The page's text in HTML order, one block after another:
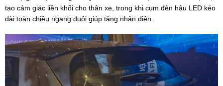
tạo cảm giác liền khối cho thân xe, trong khi cụm đèn hậu LED kéo
dài toàn chiều ngang đuôi giúp tăng nhận diện.